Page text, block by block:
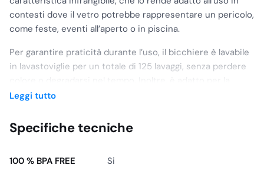
contesti dove il vetro potrebbe rappresentare un pericolo,
come feste, eventi all’aperto o in piscina.
Per garantire praticità durante l’uso, il bicchiere è lavabile
in lavastoviglie per un totale di 125 lavaggi, senza perdere
refrigerazione, permettendo di mantenere bevande e
La sua temperatura di utilizzo massima è di 120 gradi,
calde, mentre può resistere fino a -20 gradi, rendendolo
Leggi tutto
Specifiche tecniche
100 % BPA FREE Si